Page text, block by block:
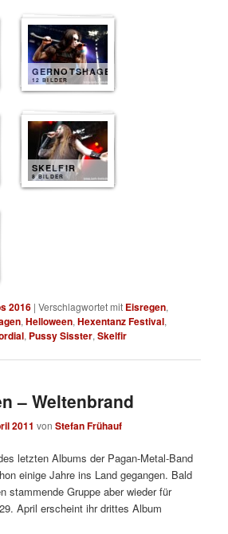
GERNOTSHAGEN
12 BILDER
SKELFIR
8 BILDER
2016 |Verschlagwortet mit Eisregen,
,Helloween,Hexentanz Festival,
, Pussy Sisster,Skelfir
– Weltenbrand
2011 vonStefan Frühauf
letzten Albums der Pagan-Metal-Band
einige Jahre ins Land gegangen. Bald
stammende Gruppe aber wieder für
April erscheint ihr drittes Album